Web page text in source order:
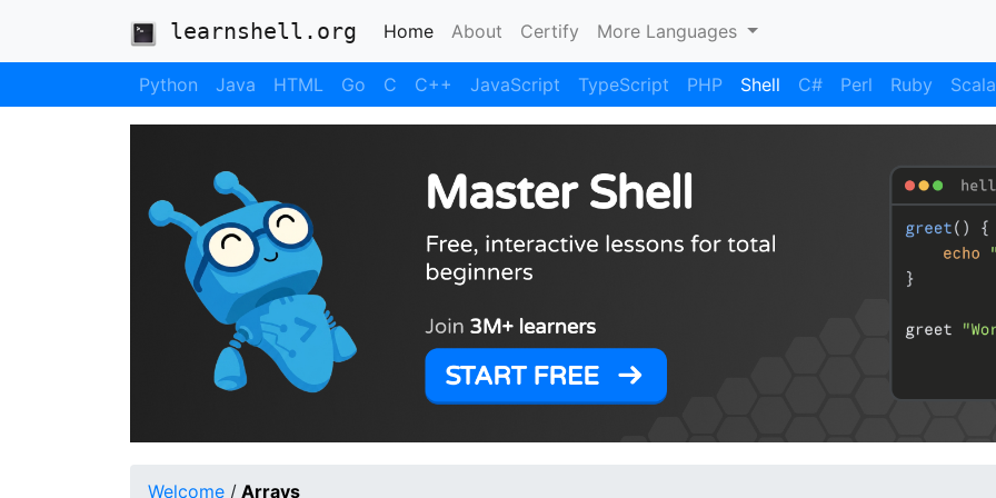
learnshell.org Home(current)
About Certify More Languages
Python Java HTML Go C C++ JavaScript TypeScript PHP Shell C# Perl Ruby Scala
Welcome / Arrays